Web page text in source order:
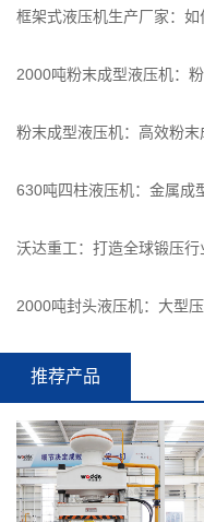
框架式液压机生产厂家：如
2000吨粉末成型液压机：
粉末成型液压机：高效粉
630吨四柱液压机：金属成
沃达重工：打造全球锻压
2000吨封头液压机：大型
推荐产品